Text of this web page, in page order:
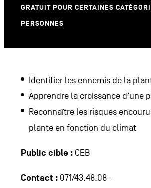
GRATUIT POUR CERTAINES
PERSONNES
Identifier les ennemis de la
Apprendre la croissance d’une
Reconnaître les risques
plante en fonction du climat
Public cible : CEB
Contact : 071/43.48.08 -